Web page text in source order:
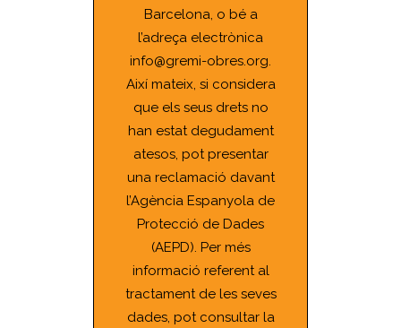
Barcelona, o bé a
l’adreça electrònica
info@gremi-obres.org.
Així mateix, si considera
que els seus drets no
han estat degudament
atesos, pot presentar
una reclamació davant
l’Agència Espanyola de
Protecció de Dades
(AEPD). Per més
informació referent al
tractament de les seves
dades, pot consultar la